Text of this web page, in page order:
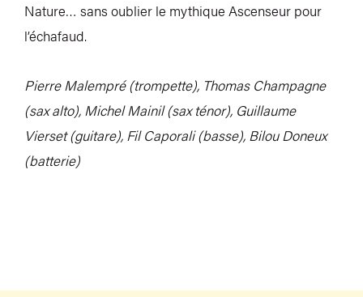
Nature… sans oublier le mythique Ascenseur pour
l’échafaud.
Pierre Malempré (trompette), Thomas Champagne
(sax alto), Michel Mainil (sax ténor), Guillaume
Vierset (guitare), Fil Caporali (basse), Bilou Doneux
(batterie)